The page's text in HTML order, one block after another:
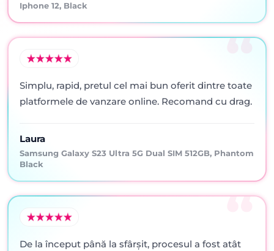
Iphone 12, Black
Simplu, rapid, pretul cel mai bun oferit dintre toate
platformele de vanzare online. Recomand cu drag.
Laura
Samsung Galaxy S23 Ultra 5G Dual SIM 512GB, Phantom
Black
De la început până la sfârșit, procesul a fost atât